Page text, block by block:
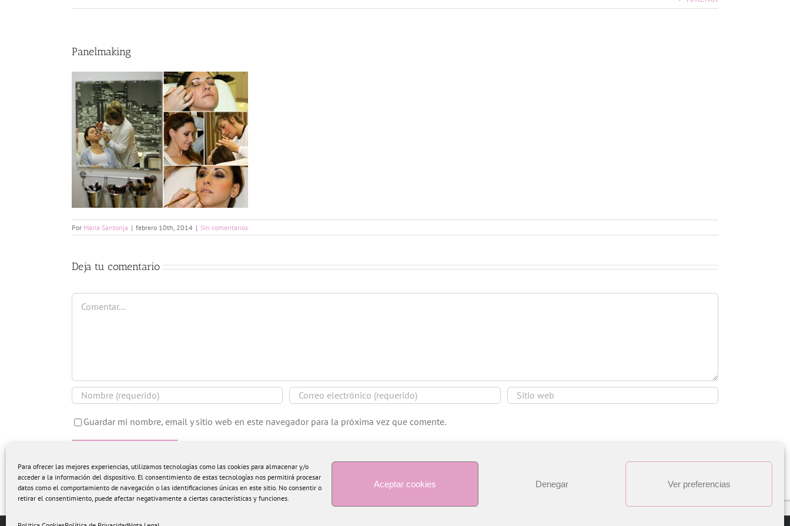
Para ofrecer las mejores experiencias, utilizamos tecnologías como las cookies para almacenar y/o
acceder a la información del dispositivo. El consentimiento de estas tecnologías nos permitirá procesar
datos como el comportamiento de navegación o las identificaciones únicas en este sitio. No consentir o
retirar el consentimiento, puede afectar negativamente a ciertas características y funciones.
Aceptar cookies Denegar Ver preferencias
Panelmaking
Por Maria Santonja | febrero 10th, 2014 | Sin comentarios
Deja tu comentario
Comentar
Guardar mi nombre, email y sitio web en este navegador para la próxima vez que comente.